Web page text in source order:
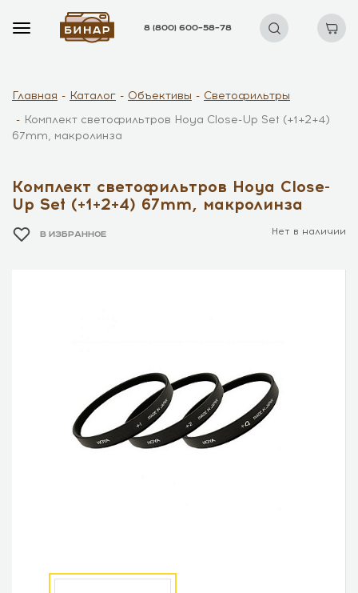
8 (800) 600–58–78
Главная Каталог Объективы
Светофильтры
Комплект светофильтров Hoya Close-Up Set (+1+2+4)
67mm, макролинза
Комплект светофильтров Hoya Close-
Up Set (+1+2+4) 67mm, макролинза
В ИЗБРАННОЕ Нет в наличии